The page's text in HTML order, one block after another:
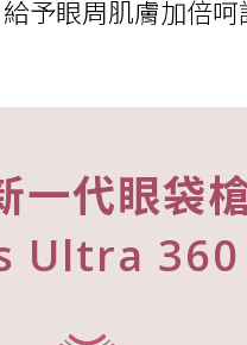
予眼周肌膚加倍呵
一代眼袋
Ultra 360